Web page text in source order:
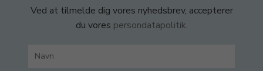
Ved at tilmelde dig vores nyhedsbrev, accepterer
du vores persondatapolitik.